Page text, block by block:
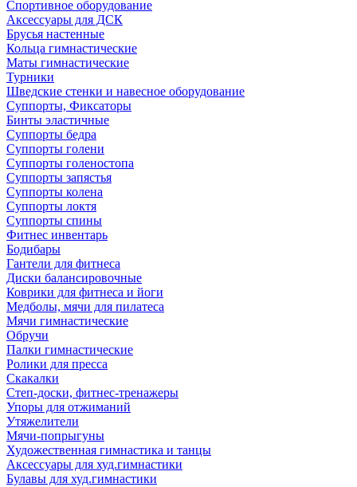
Спортивное оборудование
Аксессуары для ДСК
Брусья настенные
Кольца гимнастические
Маты гимнастические
Турники
Шведские стенки и навесное оборудование
Суппорты, Фиксаторы
Бинты эластичные
Суппорты бедра
Суппорты голени
Суппорты голеностопа
Суппорты запястья
Суппорты колена
Суппорты локтя
Суппорты спины
Фитнес инвентарь
Бодибары
Гантели для фитнеса
Диски балансировочные
Коврики для фитнеса и йоги
Медболы, мячи для пилатеса
Мячи гимнастические
Обручи
Палки гимнастические
Ролики для пресса
Скакалки
Степ-доски, фитнес-тренажеры
Упоры для отжиманий
Утяжелители
Мячи-попрыгуны
Художественная гимнастика и танцы
Аксессуары для худ.гимнастики
Булавы для худ.гимнастики